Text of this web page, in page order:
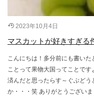
2023年10月4日
マスカットが好きすぎる
こんにちは！多分前にも書い
ことって果物大国ってことで
済んだと思ったらす～ぐぶど
か・・・笑 ありがとうござい